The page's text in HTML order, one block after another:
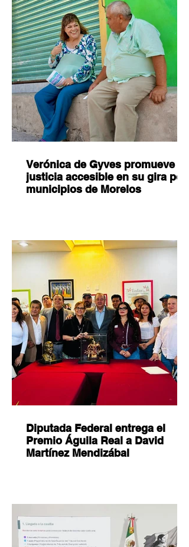
Verónica de Gyves promueve
justicia accesible en su gira por
municipios de Morelos
Diputada Federal entrega el
Premio Águila Real a David
Martínez Mendizábal